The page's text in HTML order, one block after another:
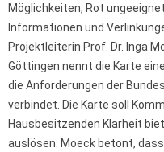
Möglichkeiten, Rot
Informationen und
Projektleiterin Prof. Dr. Inga
Göttingen nennt die Karte
die Anforderungen der
verbindet. Die Karte soll
Hausbesitzenden Klarheit
auslösen. Moeck betont,